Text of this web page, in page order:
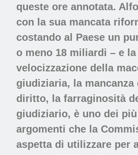
queste ore annotata.
con la sua mancata
costando al Paese un
o meno 18 miliardi – e
velocizzazione della
giudiziaria, la mancanza
diritto, la farraginosità
giudiziario, è uno dei
argomenti che la
aspetta di utilizzare per